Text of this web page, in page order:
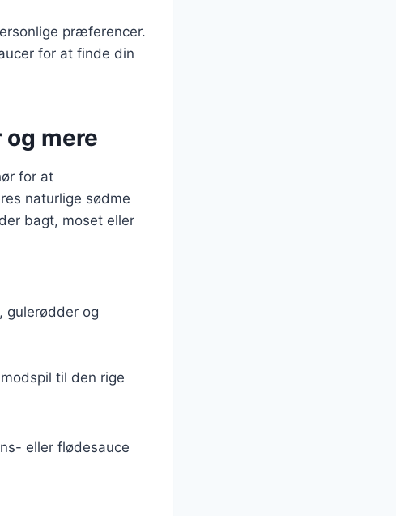
præferencer.
for at finde din
mere
for at
naturlige sødme
bagt, moset eller
gulerødder og
til den rige
eller flødesauce